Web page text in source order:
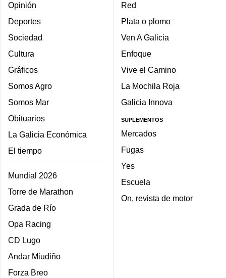
Opinión
Deportes
Sociedad
Cultura
Gráficos
Somos Agro
Somos Mar
Obituarios
La Galicia Económica
El tiempo
Mundial 2026
Torre de Marathon
Grada de Río
Opa Racing
CD Lugo
Andar Miudiño
Forza Breo
Red
Plata o plomo
Ven A Galicia
Enfoque
Vive el Camino
La Mochila Roja
Galicia Innova
SUPLEMENTOS
Mercados
Fugas
Yes
Escuela
On, revista de motor